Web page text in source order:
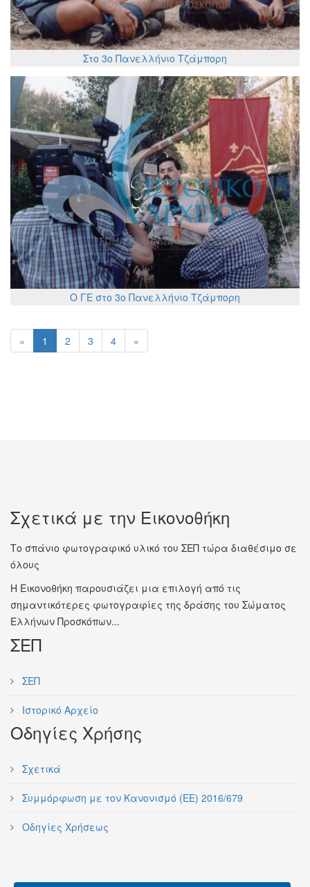
Στο 3ο Πανελλήνιο Τζάμπορη
Ο ΓΕ στο 3ο Πανελλήνιο Τζάμπορη
« 1 2 3 4 »
Σχετικά με την Εικονοθήκη
Το σπάνιο φωτογραφικό υλικό του ΣΕΠ τώρα διαθέσιμο σε
όλους
Η Εικονοθήκη παρουσιάζει μια επιλογή από τις
σημαντικότερες φωτογραφίες της δράσης του Σώματος
Ελλήνων Προσκόπων...
ΣΕΠ
ΣΕΠ
Ιστορικό Αρχείο
Οδηγίες Χρήσης
Σχετικά
Συμμόρφωση με τον Κανονισμό (ΕΕ) 2016/679
Οδηγίες Χρήσεως